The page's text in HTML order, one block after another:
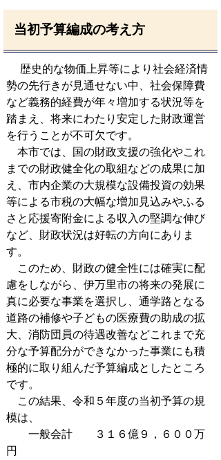
当初予算編成の考え方
歴史的な物価上昇等により社会経済情
勢の先行きが見通せない中、社会保障費
など義務的経費が年々増加する状況等を
踏まえ、将来にわたり安定した財政運営
を行うことが不可欠です。
本市では、国の財政支援の強化やこれ
までの財政健全化の取組などの成果に加
え、市内企業の大規模な設備投資の効果
等による市税の大幅な増加見込みやふる
さと応援寄附金による収入の堅調な伸び
など、財政状況は好転の方向にありま
す。
このため、財政の健全性には確実に配
慮をしながら、伊万里市の将来の発展に
真に必要な事業を選択し、通学路となる
道路の補修や子どもの医療費の助成の拡
大、消防団員の待遇改善などこれまで充
分な予算配分ができなかった事業にも積
極的に取り組んだ予算編成としたところ
です。
この結果、令和５年度の当初予算の規
模は、
一般会計 ３１６億９，６００万
円